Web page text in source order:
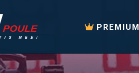
PREMIUM